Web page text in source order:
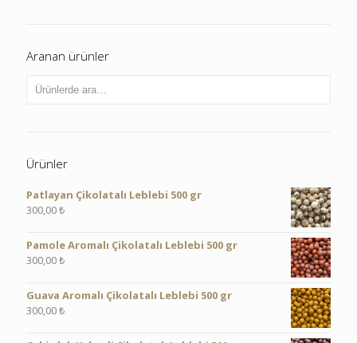
Aranan ürünler
Ürünler
Patlayan Çikolatalı Leblebi 500 gr
300,00₺
Pamole Aromalı Çikolatalı Leblebi 500 gr
300,00₺
Guava Aromalı Çikolatalı Leblebi 500 gr
300,00₺